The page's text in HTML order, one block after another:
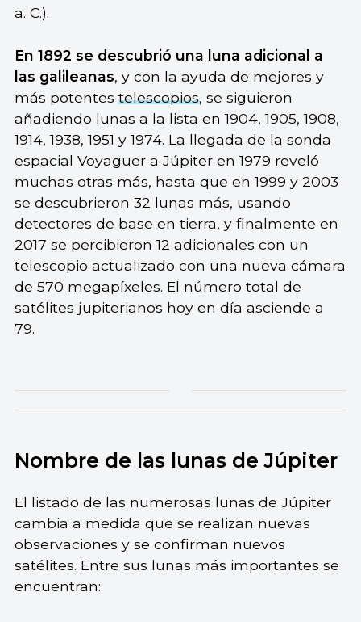
a. C.).
En 1892 se descubrió una luna adicional a
las galileanas, y con la ayuda de mejores y
más potentestelescopios, se siguieron
añadiendo lunas a la lista en 1904, 1905, 1908,
1914, 1938, 1951 y 1974. La llegada de la sonda
espacial Voyaguer a Júpiter en 1979 reveló
muchas otras más, hasta que en 1999 y 2003
se descubrieron 32 lunas más, usando
detectores de base en tierra, y finalmente en
2017 se percibieron 12 adicionales con un
telescopio actualizado con una nueva cámara
de 570 megapíxeles. El número total de
satélites jupiterianos hoy en día asciende a
79.
Nombre de las lunas de Júpiter
El listado de las numerosas lunas de Júpiter
cambia a medida que se realizan nuevas
observaciones y se confirman nuevos
satélites. Entre sus lunas más importantes se
encuentran: